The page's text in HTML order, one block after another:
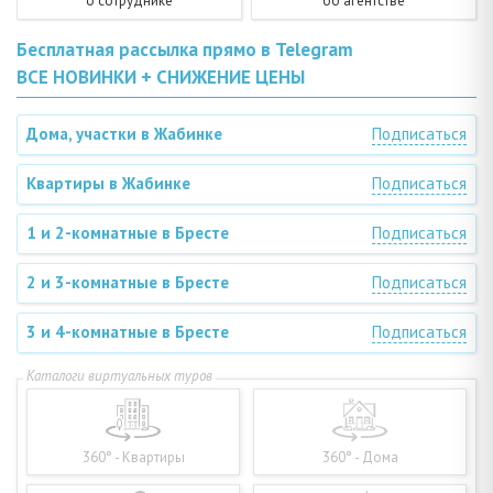
Бесплатная рассылка прямо в Telegram
ВСЕ НОВИНКИ + СНИЖЕНИЕ ЦЕНЫ
Дома, участки в Жабинке Подписаться
Квартиры в Жабинке Подписаться
1 и 2-комнатные в Бресте Подписаться
2 и 3-комнатные в Бресте Подписаться
3 и 4-комнатные в Бресте Подписаться
360° - Квартиры 360° - Дома